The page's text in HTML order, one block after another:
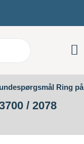
Ring på
/ 2078